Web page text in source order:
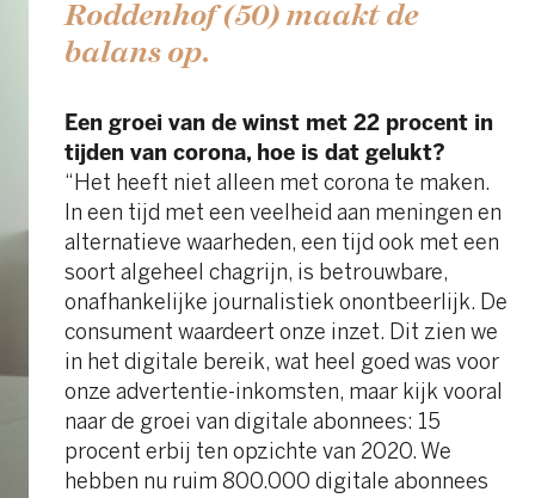
Roddenhof (50) maakt de
balans op.
Een groei van de winst met 22 procent in
tijden van corona, hoe is dat gelukt?
“Het heeft niet alleen met corona te maken.
In een tijd met een veelheid aan meningen en
alternatieve waarheden, een tijd ook met een
soort algeheel chagrijn, is betrouwbare,
onafhankelijke journalistiek onontbeerlijk. De
consument waardeert onze inzet. Dit zien we
in het digitale bereik, wat heel goed was voor
onze advertentie-inkomsten, maar kijk vooral
naar de groei van digitale abonnees: 15
procent erbij ten opzichte van 2020. We
hebben nu ruim 800.000 digitale abonnees